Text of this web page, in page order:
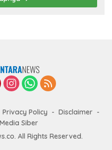
Privacy Policy
Disclaimer
Siber
All Rights Reserved.